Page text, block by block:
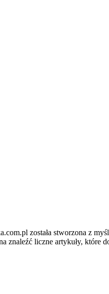
została stworzona z
znaleźć liczne artykuły, które